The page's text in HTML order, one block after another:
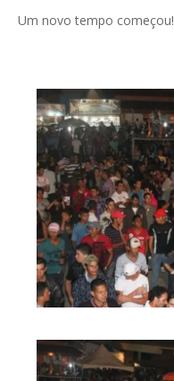
Um novo tempo começou!